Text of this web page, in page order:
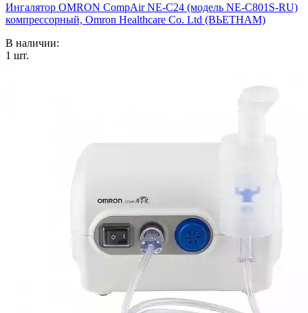
Ингалятор OMRON CompAir NE-C24 (модель NE-C801S-RU)
компрессорный, Omron Healthcare Co. Ltd (ВЬЕТНАМ)
В наличии:
1 шт.